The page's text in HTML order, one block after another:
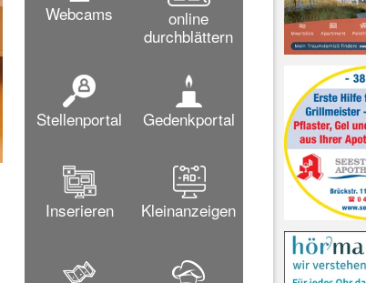
Webcams
online
durchblättern
Stellenportal Gedenkportal
Inserieren Kleinanzeigen